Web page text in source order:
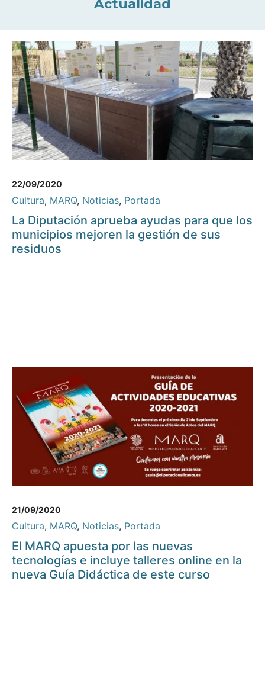
Actualidad
22/09/2020
Cultura, MARQ, Noticias, Portada
La Diputación aprueba ayudas para que los
municipios mejoren la gestión de sus
residuos
21/09/2020
Cultura, MARQ, Noticias, Portada
El MARQ apuesta por las nuevas
tecnologías e incluye talleres online en la
nueva Guía Didáctica de este curso